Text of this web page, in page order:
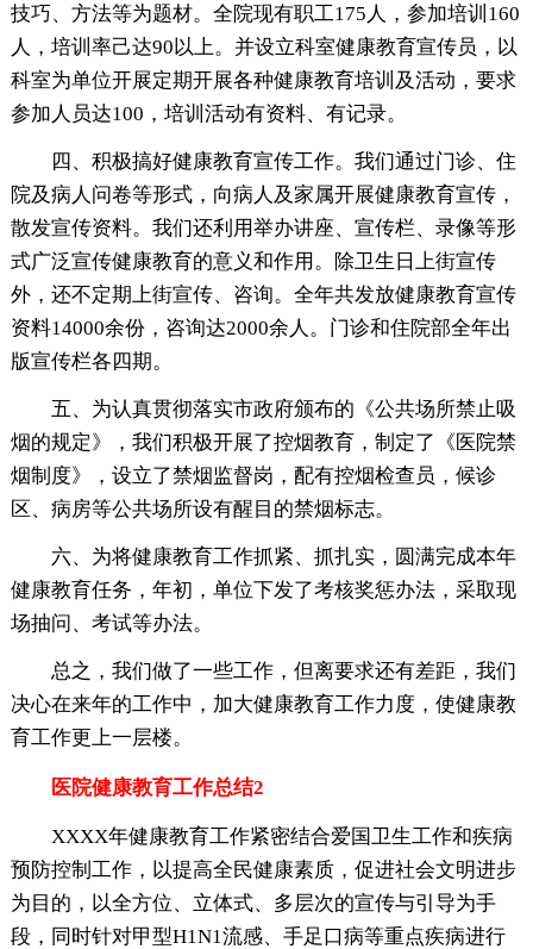
技巧、方法等为题材。全院现有职工175人，参加培训160
人，培训率己达90以上。并设立科室健康教育宣传员，以
科室为单位开展定期开展各种健康教育培训及活动，要求
参加人员达100，培训活动有资料、有记录。
四、积极搞好健康教育宣传工作。我们通过门诊、住
院及病人问卷等形式，向病人及家属开展健康教育宣传，
散发宣传资料。我们还利用举办讲座、宣传栏、录像等形
式广泛宣传健康教育的意义和作用。除卫生日上街宣传
外，还不定期上街宣传、咨询。全年共发放健康教育宣传
资料14000余份，咨询达2000余人。门诊和住院部全年出
版宣传栏各四期。
五、为认真贯彻落实市政府颁布的《公共场所禁止吸
烟的规定》，我们积极开展了控烟教育，制定了《医院禁
烟制度》，设立了禁烟监督岗，配有控烟检查员，候诊
区、病房等公共场所设有醒目的禁烟标志。
六、为将健康教育工作抓紧、抓扎实，圆满完成本年
健康教育任务，年初，单位下发了考核奖惩办法，采取现
场抽问、考试等办法。
总之，我们做了一些工作，但离要求还有差距，我们
决心在来年的工作中，加大健康教育工作力度，使健康教
育工作更上一层楼。
医院健康教育工作总结2
XXXX年健康教育工作紧密结合爱国卫生工作和疾病
预防控制工作，以提高全民健康素质，促进社会文明进步
为目的，以全方位、立体式、多层次的宣传与引导为手
段，同时针对甲型H1N1流感、手足口病等重点疾病进行